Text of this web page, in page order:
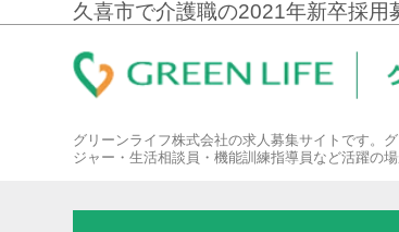
久喜市で介護職の2021年新卒採用
グリーンライフ株式会社の求人募集サイトです。
ジャー・生活相談員・機能訓練指導員など活躍の